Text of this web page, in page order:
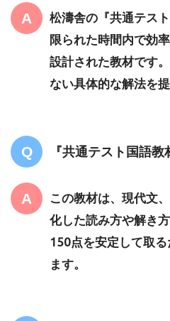
松濤舎の『共通テス
限られた時間内で効
設計された教材です
ない具体的な解法を提
『共通テスト国語
この教材は、現代文
化した読み方や解き
150点を安定して取
ます。